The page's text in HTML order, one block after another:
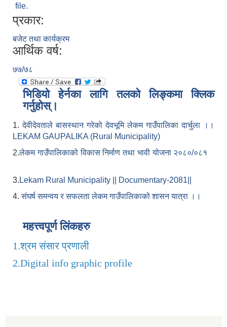
file.
प्रकार:
बजेट तथा कार्यक्रम
आर्थिक वर्ष:
७७/७८
भिडियो हेर्नका लागि तलको लिङ्कमा क्लिक
गर्नुहोस्।
1.देवीदेवताले बासस्थान गरेको देवभूमि लेकम गाउँपालिका दार्चुला ।।
LEKAM GAUPALIKA (Rural Municipality)
2.लेकम गाउँपालिकाको विकास निर्माण तथा भावी योजना २०८०/०८१
3. Lekam Rural Municipality || Documentary-2081||
4.संघर्ष समन्वय र सफलता लेकम गाउँपालिकाको शासन यात्रा ।।
महत्त्वपूर्ण लिंकहरु
1.श्रम संसार प्रणाली
2.Digital info graphic profile